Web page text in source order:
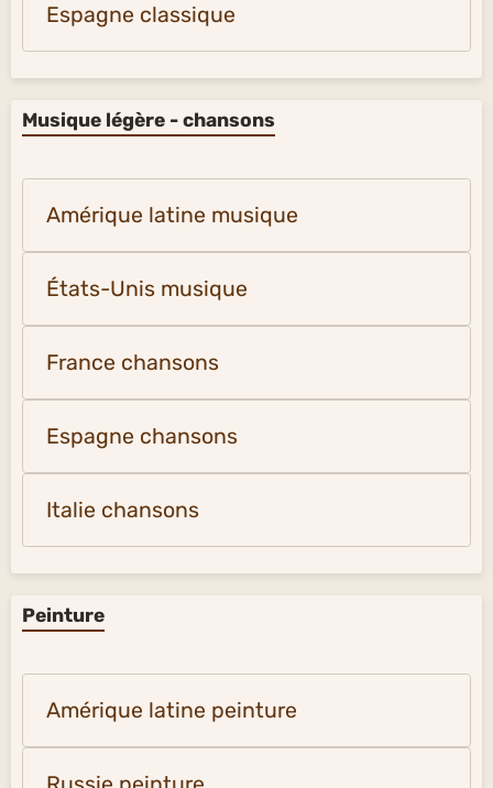
Espagne classique
Musique légère - chansons
Amérique latine musique
États-Unis musique
France chansons
Espagne chansons
Italie chansons
Peinture
Amérique latine peinture